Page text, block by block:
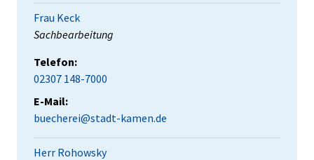
Frau Keck
Position:
Sachbearbeitung
Telefon:
02307 148-7000
E-Mail:
buecherei@stadt-kamen.de
Herr Rohowsky